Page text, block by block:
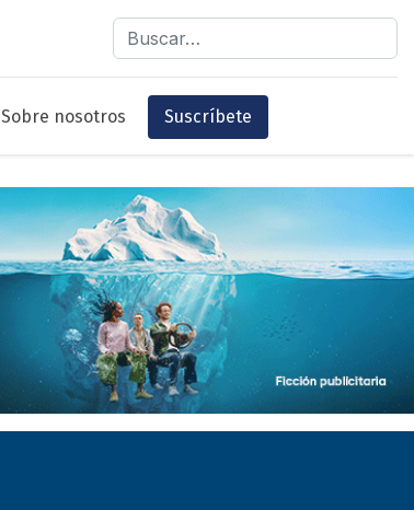
Buscar
Sobre nosotros Suscríbete